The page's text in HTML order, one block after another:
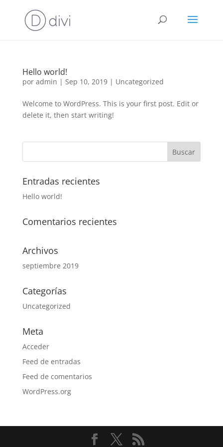
Hello world!
por admin | Sep 10, 2019| Uncategorized
Welcome to WordPress. This is your first post. Edit or
delete it, then start writing!
Entradas recientes
Hello world!
Comentarios recientes
Archivos
septiembre 2019
Categorías
Uncategorized
Meta
Acceder
Feed de entradas
Feed de comentarios
WordPress.org